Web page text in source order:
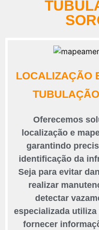
LOCALIZAÇÃO
Oferecemos
localização e
garantindo
identificação da
Seja para evitar
realizar
detectar
especializada
fornecer